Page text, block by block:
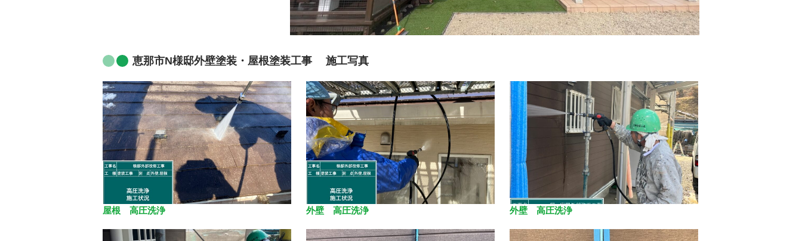
恵那市N様邸外壁塗装・屋根塗装工事 施工写真
屋根 高圧洗浄 外壁 高圧洗浄 外壁 高圧洗浄